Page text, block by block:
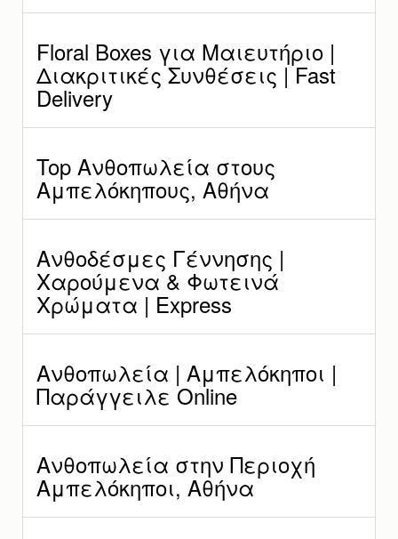
Floral Boxes για Μαιευτήριο |
Διακριτικές Συνθέσεις | Fast
Delivery
Top Ανθοπωλεία στους
Αμπελόκηπους, Αθήνα
Ανθοδέσμες Γέννησης |
Χαρούμενα & Φωτεινά
Χρώματα | Express
Ανθοπωλεία | Αμπελόκηποι |
Παράγγειλε Online
Ανθοπωλεία στην Περιοχή
Αμπελόκηποι, Αθήνα